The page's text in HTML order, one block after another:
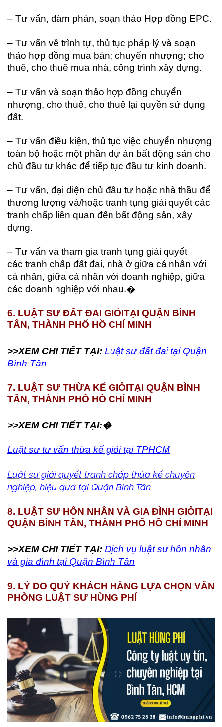
– Tư vấn, đàm phán, soạn thảo Hợp đồng EPC.
– Tư vấn về trình tự, thủ tục pháp lý và soạn
thảo hợp đồng mua bán; chuyển nhượng; cho
thuê, cho thuê mua nhà, công trình xây dựng.
– Tư vấn và soạn thảo hợp đồng chuyển
nhượng, cho thuê, cho thuê lại quyền sử dụng
đất.
– Tư vấn điều kiện, thủ tục việc chuyển nhượng
toàn bộ hoặc một phần dự án bất động sản cho
chủ đầu tư khác để tiếp tục đầu tư kinh doanh.
– Tư vấn, đại diện chủ đầu tư hoặc nhà thầu để
thương lượng và/hoặc tranh tụng giải quyết các
tranh chấp liên quan đến bất động sản, xây
dựng.
– Tư vấn và tham gia tranh tụng giải quyết
các tranh chấp đất đai, nhà ở giữa cá nhân với
cá nhân, giữa cá nhân với doanh nghiệp, giữa
các doanh nghiệp với nhau.�
6. LUẬT SƯ ĐẤT ĐAI GIỎITẠI QUẬN BÌNH
TÂN, THÀNH PHỐ HỒ CHÍ MINH
>>XEM CHI TIẾT TẠI: Luật sư đất đai tại Quận
Bình Tân
7. LUẬT SƯ THỪA KẾ GIỎITẠI QUẬN BÌNH
TÂN, THÀNH PHỐ HỒ CHÍ MINH
>>XEM CHI TIẾT TẠI:�
Luật sư tư vấn thừa kế giỏi tại TPHCM
Luật sư giải quyết tranh chấp thừa kế chuyên
nghiệp, hiệu quả tại Quận Bình Tân
8. LUẬT SƯ HÔN NHÂN VÀ GIA ĐÌNH GIỎITẠI
QUẬN BÌNH TÂN, THÀNH PHỐ HỒ CHÍ MINH
>>XEM CHI TIẾT TẠI: Dịch vụ luật sư hôn nhân
và gia đình tại Quận Bình Tân
9. LÝ DO QUÝ KHÁCH HÀNG LỰA CHỌN VĂN
PHÒNG LUẬT SƯ HÙNG PHÍ